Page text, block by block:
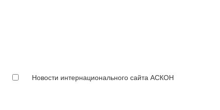
Новости интернационального сайта АСКОН